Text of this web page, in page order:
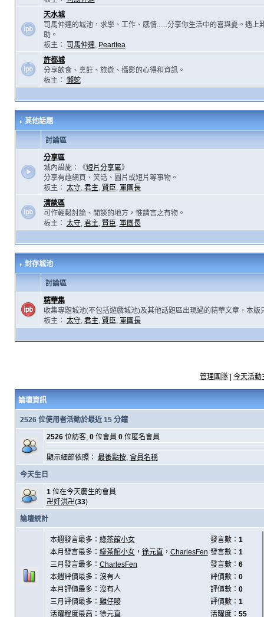
天水城
司馬仲達的城池，求學、工作、感情......分享你生活中的喜與憂。遇上
助。
板主：
司馬仲達, Pearltea
許都城
分享飲食、烹飪、旅遊、攝影的心得和資訊。
板主： 懶蛇
其他話題
討論區
分享區
城內設施：《短片分享區》
分享有趣網頁、笑話、圖片或短片等事物。
板主： 太守, 君主, 賢臣, 軍團長
清談區
可作輕鬆討論、閒談的地方，惟請言之有物。
板主： 太守, 君主, 賢臣, 軍團長
封存城池
討論區
精華集
收集專題城池(不包括遊戲城池)及其他話題區出現過的精華文章，本版
板主： 太守, 君主, 賢臣, 軍團長
管理團隊| 今天活動
論壇資訊
2526 位使用者活動於最近 15 分鐘
2526位訪客, 0位會員 0位匿名會員
顯示細節依照： 最後點按, 會員名稱
今天生日
1位在今天慶生的會員
卍奸洪卍(33)
論壇統計
本週發言最多： 綠茶館小女 發言數： 1
本月發言最多： 綠茶館小女， 徐元直 ， CharlesFen 發言數： 1
三月發言最多： CharlesFen 發言數： 6
本週評價最多：沒有人
評價數： 0
本月評價最多：沒有人
評價數： 0
三月評價最多： 雞仔嘜 評價數： 1
活躍程度最高： 徐元直 活躍度： 55